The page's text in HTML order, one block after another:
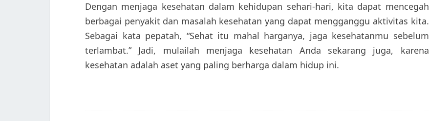
Dengan menjaga kesehatan dalam kehidupan sehari-hari, kita dapat mencegah
berbagai penyakit dan masalah kesehatan yang dapat mengganggu aktivitas kita.
Sebagai kata pepatah, “Sehat itu mahal harganya, jaga kesehatanmu sebelum
terlambat.” Jadi, mulailah menjaga kesehatan Anda sekarang juga, karena
kesehatan adalah aset yang paling berharga dalam hidup ini.